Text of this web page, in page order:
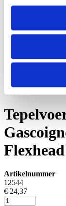
Ga naar het begin
Flexhead
Artikelnummer
12544
€ 24,37